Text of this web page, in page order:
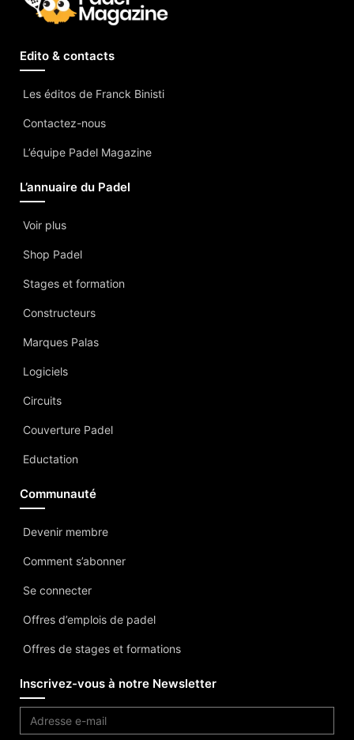
Edito & contacts
Les éditos de Franck Binisti
Contactez-nous
L’équipe Padel Magazine
L’annuaire du Padel
Voir plus
Shop Padel
Stages et formation
Constructeurs
Marques Palas
Logiciels
Circuits
Couverture Padel
Eductation
Communauté
Devenir membre
Comment s’abonner
Se connecter
Offres d’emplois de padel
Offres de stages et formations
Inscrivez-vous à notre Newsletter